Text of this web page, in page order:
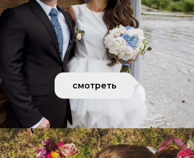
смотреть